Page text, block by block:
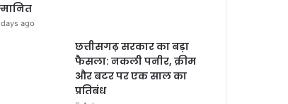
ago
छत्तीसगढ़ सरकार का बड़ा
फैसला: नकली पनीर, क्रीम
और बटर पर एक साल का
प्रतिबंध